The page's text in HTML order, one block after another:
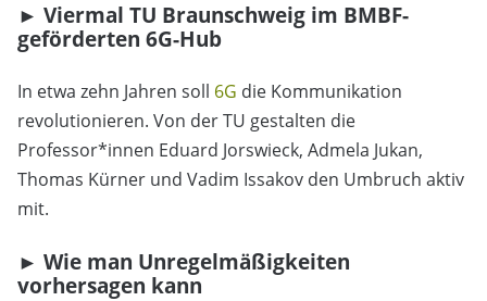
► Viermal TU Braunschweig im BMBF-
geförderten 6G-Hub
In etwa zehn Jahren soll 6G die Kommunikation
revolutionieren. Von der TU gestalten die
Professor*innen Eduard Jorswieck, Admela Jukan,
Thomas Kürner und Vadim Issakov den Umbruch aktiv
mit.
► Wie man Unregelmäßigkeiten
vorhersagen kann